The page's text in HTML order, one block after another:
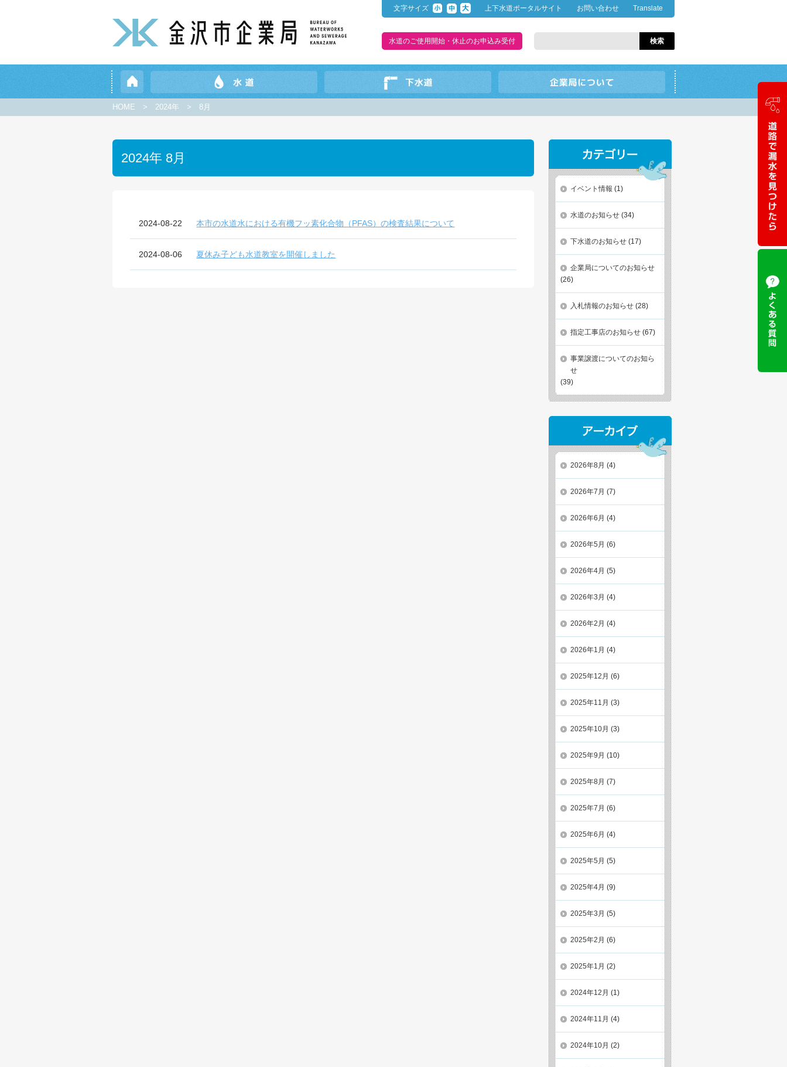
文字サイズ 上下水道ポータルサイト お問い合わせ Translate
水道のご使用開始・休止のお申込み受付
HOME > 2024年 > 8月
2024年 8月
2024-08-22 本市の水道水における有機フッ素化合物（PFAS）の検査結果について
2024-08-06 夏休み子ども水道教室を開催しました
イベント情報 (1)
水道のお知らせ(34)
下水道のお知らせ(17)
企業局についてのお知らせ
(26)
入札情報のお知らせ(28)
指定工事店のお知らせ(67)
事業譲渡についてのお知ら
せ
(39)
2026年8月 (4)
2026年7月 (7)
2026年6月 (4)
2026年5月 (6)
2026年4月 (5)
2026年3月 (4)
2026年2月 (4)
2026年1月 (4)
2025年12月 (6)
2025年11月 (3)
2025年10月 (3)
2025年9月 (10)
2025年8月 (7)
2025年7月 (6)
2025年6月 (4)
2025年5月 (5)
2025年4月 (9)
2025年3月 (5)
2025年2月 (6)
2025年1月 (2)
2024年12月 (1)
2024年11月 (4)
2024年10月 (2)